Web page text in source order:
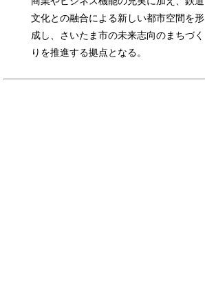
文化との融合による新しい都市空間を形
成し、さいたま市の未来志向のまちづく
りを推進する拠点となる。